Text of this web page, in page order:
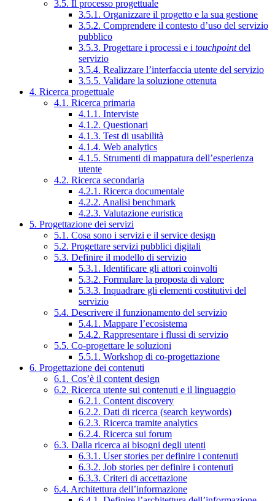
3.5. Il processo progettuale
3.5.1. Organizzare il progetto e la sua gestione
3.5.2. Comprendere il contesto d’uso del servizio
pubblico
3.5.3. Progettare i processi e i touchpointdel
servizio
3.5.4. Realizzare l’interfaccia utente del servizio
3.5.5. Validare la soluzione ottenuta
4. Ricerca progettuale
4.1. Ricerca primaria
4.1.1. Interviste
4.1.2. Questionari
4.1.3. Test di usabilità
4.1.4. Web analytics
4.1.5. Strumenti di mappatura dell’esperienza
utente
4.2. Ricerca secondaria
4.2.1. Ricerca documentale
4.2.2. Analisi benchmark
4.2.3. Valutazione euristica
5. Progettazione dei servizi
5.1. Cosa sono i servizi e il service design
5.2. Progettare servizi pubblici digitali
5.3. Definire il modello di servizio
5.3.1. Identificare gli attori coinvolti
5.3.2. Formulare la proposta di valore
5.3.3. Inquadrare gli elementi costitutivi del
servizio
5.4. Descrivere il funzionamento del servizio
5.4.1. Mappare l’ecosistema
5.4.2. Rappresentare i flussi di servizio
5.5. Co-progettare le soluzioni
5.5.1. Workshop di co-progettazione
6. Progettazione dei contenuti
6.1. Cos’è il content design
6.2. Ricerca utente sui contenuti e il linguaggio
6.2.1. Content discovery
6.2.2. Dati di ricerca (search keywords)
6.2.3. Ricerca tramite analytics
6.2.4. Ricerca sui forum
6.3. Dalla ricerca ai bisogni degli utenti
6.3.1. User stories per definire i contenuti
6.3.2. Job stories per definire i contenuti
6.3.3. Criteri di accettazione
6.4. Architettura dell’informazione